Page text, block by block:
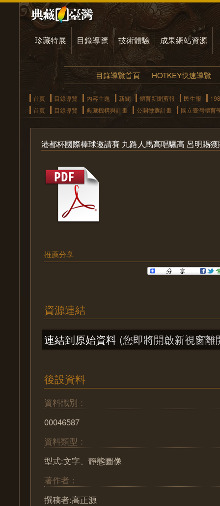
珍藏特展 目錄導覽 技術體驗 成果網站資源
目錄導覽首頁 HOTKEY快速導覽
首頁 目錄導覽 內容主題 新聞 體育新聞剪報 民生報
首頁
目錄導覽 典藏機構與計畫 公開徵選計畫 國立臺灣體育
港都杯國際棒球邀請賽 九路人馬高唱驪高 呂明賜
推薦分享
資源連結
連結到原始資料 (您即將開啟新視窗離
後設資料
資料識別：
00046587
資料類型：
型式:文字、靜態圖像
著作者：
撰稿者:高正源